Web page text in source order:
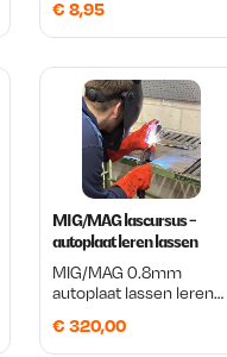
laswerkzaamheden.
€ 8,95
MIG/MAG lascursus -
autoplaat leren lassen
MIG/MAG 0.8mm
autoplaat lassen leren
oldtimer staat al een tijd
in de garage. Misschien
€ 320,00